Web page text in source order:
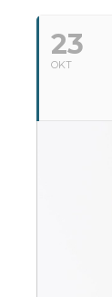
23
OKT